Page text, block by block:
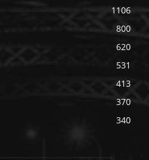
1106
800
620
531
413
370
340